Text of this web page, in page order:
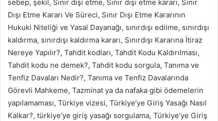
sebep, şekil, Sınır dışı etme, Sınır dışı etme kararı, Sınır
Dışı Etme Kararı Ve Süreci, Sınır Dışı Etme Kararının
Hukuki Niteliği ve Yasal Dayanağı, sınırdışı edilme, sınırdışı
kaldırma, sınırdışı kaldırma kararı, Sınırdışı Kararına İtiraz
Nereye Yapılır?, Tahdit kodları, Tahdit Kodu Kaldırılması,
Tahdit kodu ne demek?, Tahdit kodu sorgula, Tanıma ve
Tenfiz Davaları Nedir?, Tanıma ve Tenfiz Davalarında
Görevli Mahkeme, Tazminat ya da nafaka gibi ödemelerin
yapılamaması, Türkiye vizesi, Türkiye’ye Giriş Yasağı Nasıl
Kalkar?, türkiye’ye giriş yasağı sorgulama, Türkiye’ye Giriş